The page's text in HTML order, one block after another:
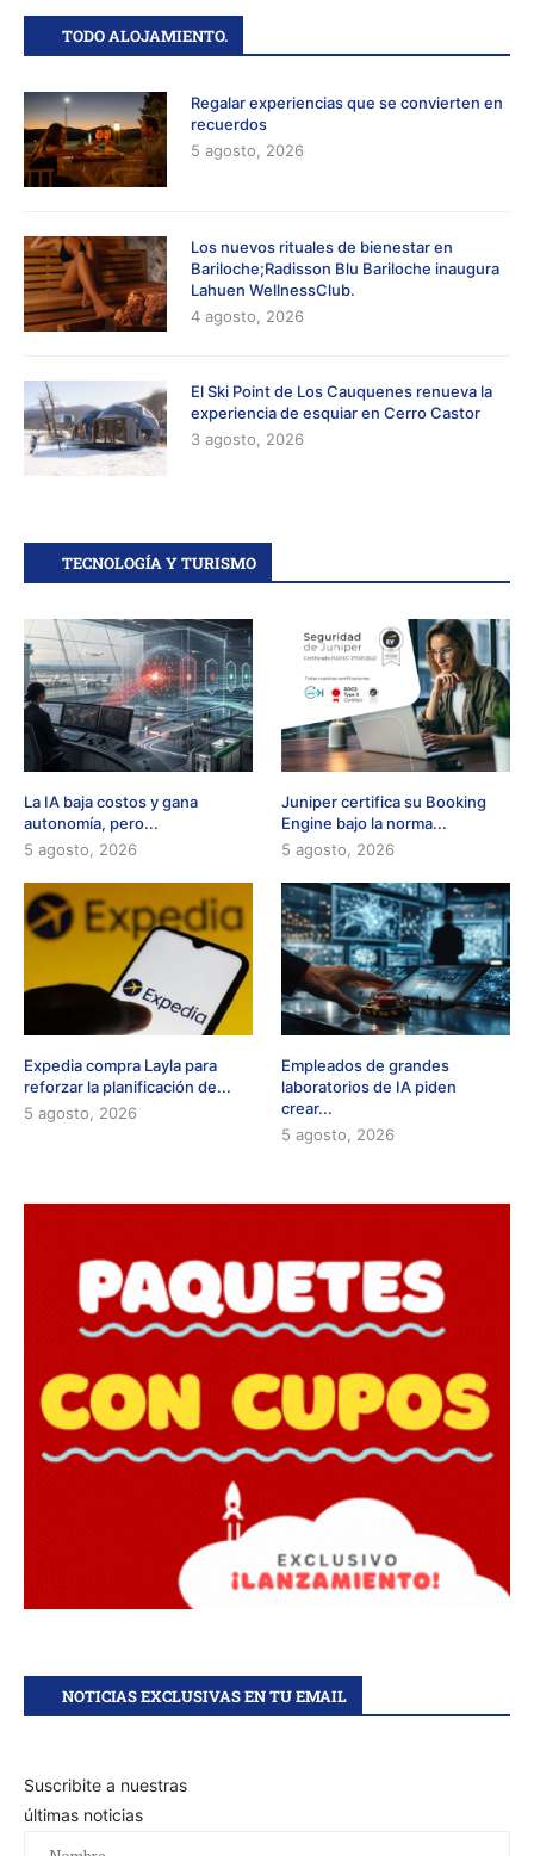
TODO ALOJAMIENTO.
Regalar experiencias que se convierten en
recuerdos
5 agosto, 2026
Los nuevos rituales de bienestar en
Bariloche;Radisson Blu Bariloche inaugura
Lahuen WellnessClub.
4 agosto, 2026
El Ski Point de Los Cauquenes renueva la
experiencia de esquiar en Cerro Castor
3 agosto, 2026
TECNOLOGÍA Y TURISMO
La IA baja costos y gana
autonomía, pero...
5 agosto, 2026
Juniper certifica su Booking
Engine bajo la norma...
5 agosto, 2026
Expedia compra Layla para
reforzar la planificación de...
5 agosto, 2026
Empleados de grandes
laboratorios de IA piden
crear...
5 agosto, 2026
NOTICIAS EXCLUSIVAS EN TU EMAIL
Suscribite a nuestras
últimas noticias